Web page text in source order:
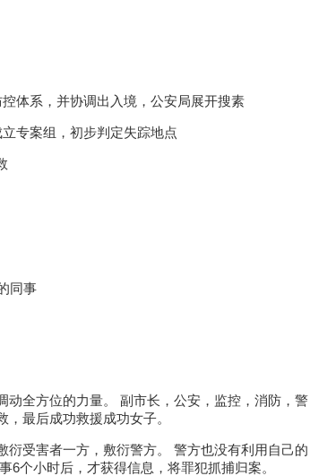
体系，并协调出入境，公安局展开搜素
立专案组，初步判定失踪地点
同事
动全方位的力量。 副市长，公安，监控，消防，警
最后成功救援成功女子。
受害者一方，敷衍警方。 警方也没有利用自己的
个小时后，才获得信息，将罪犯抓捕归案。